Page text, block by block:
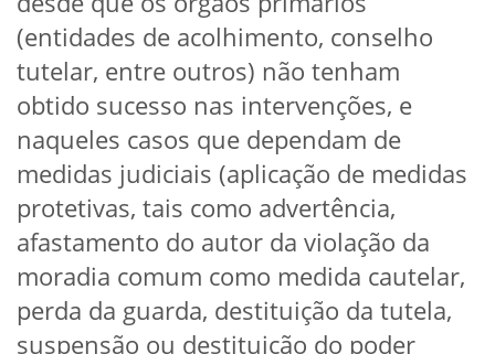
(entidades de acolhimento, conselho
tutelar, entre outros) não tenham
obtido sucesso nas intervenções, e
naqueles casos que dependam de
medidas judiciais (aplicação de medidas
protetivas, tais como advertência,
afastamento do autor da violação da
moradia comum como medida cautelar,
perda da guarda, destituição da tutela,
suspensão ou destituição do poder